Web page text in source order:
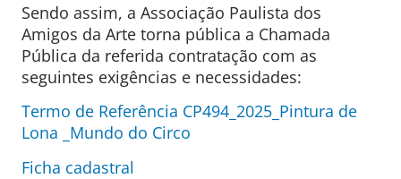
Sendo assim, a Associação Paulista dos
Amigos da Arte torna pública a Chamada
Pública da referida contratação com as
seguintes exigências e necessidades:
Termo de Referência CP494_2025_Pintura de
Lona _Mundo do Circo
Ficha cadastral